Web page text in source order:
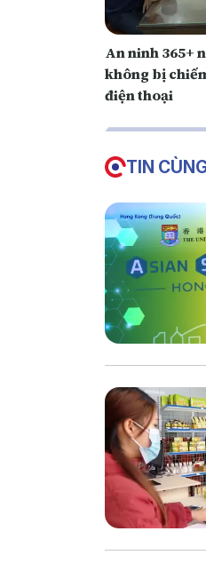
An ninh 365+
không bị
điện thoại
TIN